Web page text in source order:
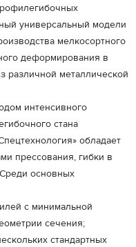
универсальный модели
мелкосортного
деформирования в
различной металлической
интенсивного
стана
обладает
прессования, гибки в
основных
с минимальной
сечения;
стандартных